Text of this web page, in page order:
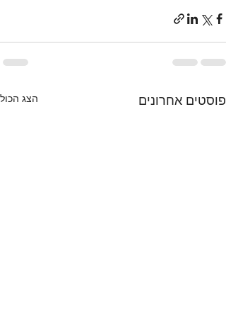
פוסטים אחרונים הצג הכול